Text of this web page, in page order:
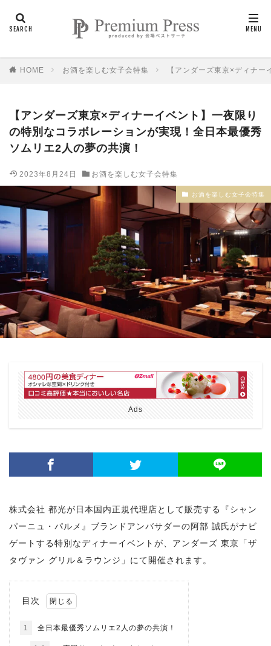
HOME お酒を楽しむ女子会特集 【アンダーズ東京×ディナ
【アンダーズ東京×ディナーイベント】一夜限り
の特別なコラボレーションが実現！全日本最優秀
ソムリエ2人の夢の共演！
2023年8月24日 お酒を楽しむ女子会特集
お酒を楽しむ女子会特集
Ads
株式会社 都光が日本国内正規代理店として販売する『シャン
パーニュ・パルメ』ブランドアンバサダーの阿部 誠氏がナビ
ゲートする特別なディナーイベントが、アンダーズ 東京「ザ
タヴァン グリル＆ラウンジ」にて開催されます。
目次
1 全日本最優秀ソムリエ2人の夢の共演！